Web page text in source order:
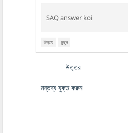
SAQ answer koi
উত্তর মুছুন
উত্তর
মন্তব্য যুক্ত করুন